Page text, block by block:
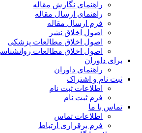
راهنمای نگارش مقاله
راهنمای ارسال مقاله
فرم ارسال مقاله
اصول اخلاق نشر
اصول اخلاق مطالعات پزشکی
اصول اخلاق مطالعات روانشناسی
برای داوران
راهنمای داوران
ثبت نام و اشتراک
اطلاعات ثبت نام
فرم ثبت نام
تماس با ما
اطلاعات تماس
فرم برقراری ارتباط